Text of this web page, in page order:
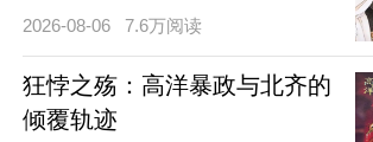
2026-08-06 7.6万阅读
狂悖之殇：高洋暴政与北齐的
倾覆轨迹